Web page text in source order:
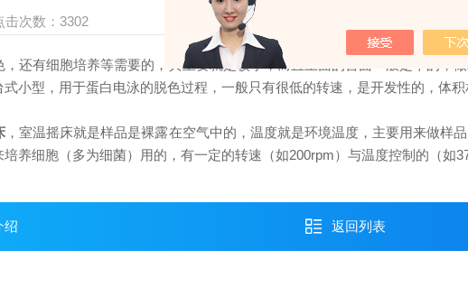
击次数：3302
还有细胞培养等需要的，其主要就是较小，而且上面的台面一般是平的，
小型，用于蛋白电泳的脱色过程，一般只有很低的转速，是开发性的，体积
，室温摇床就是样品是裸露在空气中的，温度就是环境温度，主要用来做
养细胞（多为细菌）用的，有一定的转速（如200rpm）与温度控制的（如
绍 返回列表